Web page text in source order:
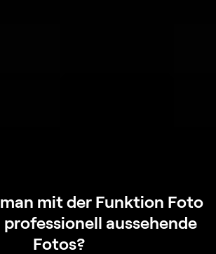
mit der Funktion Foto
aussehende
Fotos?